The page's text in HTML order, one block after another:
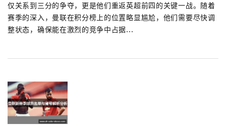
仅关系到三分的争夺，更是他们重返英超前四的关键一战。随着
赛季的深入，曼联在积分榜上的位置略显尴尬，他们需要尽快调
整状态，确保能在激烈的竞争中占据...